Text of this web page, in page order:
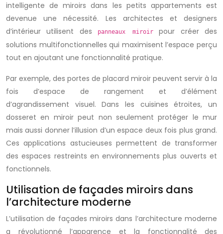
intelligente de miroirs dans les petits appartements est
devenue une nécessité. Les architectes et designers
d’intérieur utilisent des
panneaux miroir
pour créer des
solutions multifonctionnelles qui maximisent l’espace perçu
tout en ajoutant une fonctionnalité pratique.
Par exemple, des portes de placard miroir peuvent servir à la
fois d’espace de rangement et d’élément
d’agrandissement visuel. Dans les cuisines étroites, un
dosseret en miroir peut non seulement protéger le mur
mais aussi donner l’illusion d’un espace deux fois plus grand.
Ces applications astucieuses permettent de transformer
des espaces restreints en environnements plus ouverts et
fonctionnels.
Utilisation de façades miroirs dans
l’architecture moderne
L’utilisation de façades miroirs dans l’architecture moderne
a révolutionné l’apparence et la fonctionnalité des